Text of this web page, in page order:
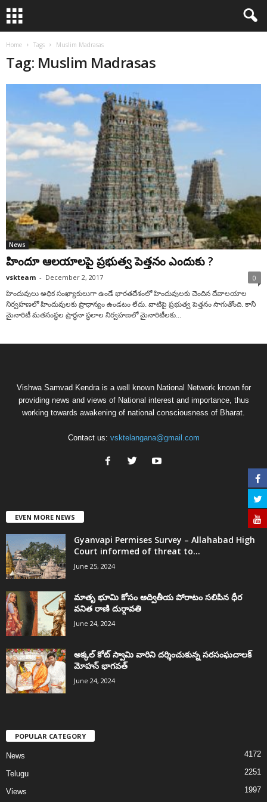
Home Tags Muslim Madrasas
Tag: Muslim Madrasas
News
హిందూ ఆలయాలపై ప్రభుత్వ పెత్తనం ఎందుకు ?
vskteam - December 2, 2017 0
హిందువులు అధిక సంఖ్యాకులుగా ఉండే భారతదేశంలో హిందువులకు చెందిన దేవాలయాల
నిర్వహణలో హిందువులకు ప్రాధాన్యం ఉండటం లేదు. వాటిపై ప్రభుత్వ పెత్తనం సాగుతోంది. కానీ
మైనారిటీ మతసంస్థల ప్రార్థనా స్థలాల నిర్వహణలో మైనారిటీలకు...
Vishwa Samvad Kendra is a well known National Network known for
providing news and views of National interest and importance, thus
working towards awakening of national consciousness of Bharat.
Contact us: vsktelangana@gmail.com
EVEN MORE NEWS
Gyanvapi Permises Survey – Allahabad High
Court informed of threat to...
June 25, 2024
మాతృ భూమి కోసం అద్వితీయ పోరాటం సలిపిన ధీర
వనిత రాణి దుర్గావతి
June 24, 2024
అక్కల్‌ కోట్‌ స్వామి వారిని దర్శించుకున్న సరసంఘచాలక్
మోహన్ భాగవత్
June 24, 2024
POPULAR CATEGORY
News 4172
Telugu 2251
Views 1997